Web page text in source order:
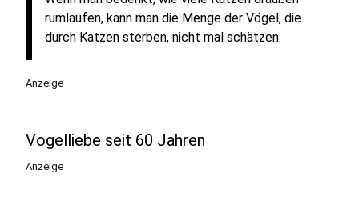
rumlaufen, kann man die Menge der Vögel, die
durch Katzen sterben, nicht mal schätzen.
Anzeige
Vogelliebe seit 60 Jahren
Anzeige